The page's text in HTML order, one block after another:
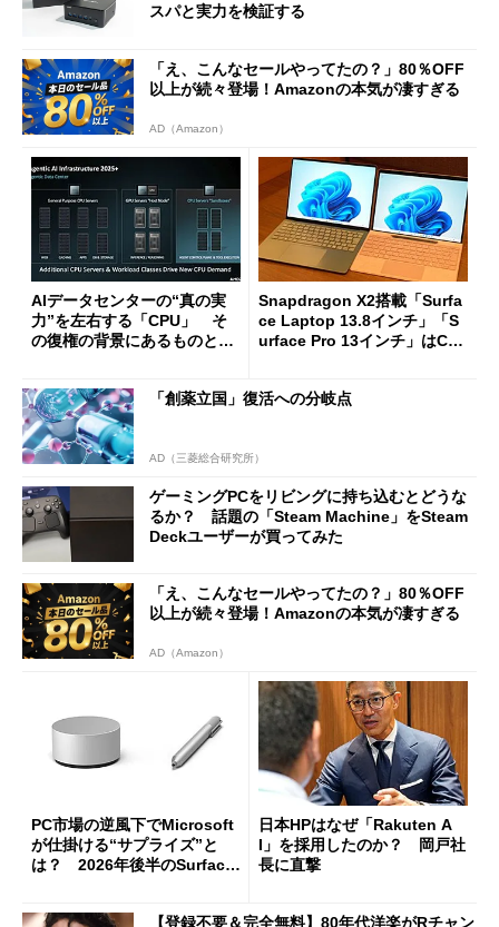
スパと実力を検証する
「え、こんなセールやってたの？」80％OFF
以上が続々登場！Amazonの本気が凄すぎる
AD（Amazon）
AIデータセンターの“真の実
力”を左右する「CPU」 そ
の復権の背景にあるものと
Snapdragon X2搭載「Surfa
ce Laptop 13.8インチ」「S
urface Pro 13インチ」はCop
た
「創薬立国」復活への分岐点
AD（三菱総合研究所）
ゲーミングPCをリビングに持ち込むとどうな
るか？ 話題の「Steam Machine」をSteam
Deckユーザーが買ってみた
「え、こんなセールやってたの？」80％OFF
以上が続々登場！Amazonの本気が凄すぎる
AD（Amazon）
PC市場の逆風下でMicrosoft
が仕掛ける“サプライズ”と
は？ 2026年後半のSurface
日本HPはなぜ「Rakuten A
I」を採用したのか？ 岡戸社
長に直撃
【登録不要＆完全無料】80年代洋楽がRチャン